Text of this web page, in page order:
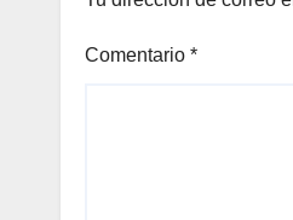
Comentario *